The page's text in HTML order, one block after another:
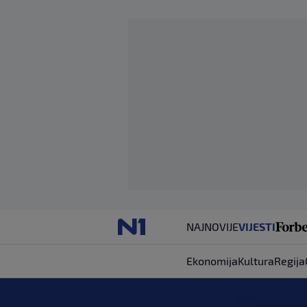
NAJNOVIJEVIJESTI
EkonomijaKulturaRegija